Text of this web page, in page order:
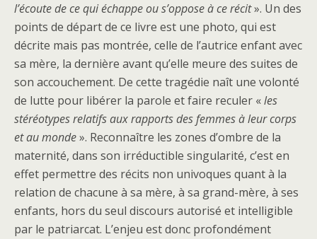
l’écoute de ce qui échappe ou s’oppose à ce récit». Un des
points de départ de ce livre est une photo, qui est
décrite mais pas montrée, celle de l’autrice enfant avec
sa mère, la dernière avant qu’elle meure des suites de
son accouchement. De cette tragédie naît une volonté
de lutte pour libérer la parole et faire reculer «les
stéréotypes relatifs aux rapports des femmes à leur corps
et au monde». Reconnaître les zones d’ombre de la
maternité, dans son irréductible singularité, c’est en
effet permettre des récits non univoques quant à la
relation de chacune à sa mère, à sa grand-mère, à ses
enfants, hors du seul discours autorisé et intelligible
par le patriarcat. L’enjeu est donc profondément